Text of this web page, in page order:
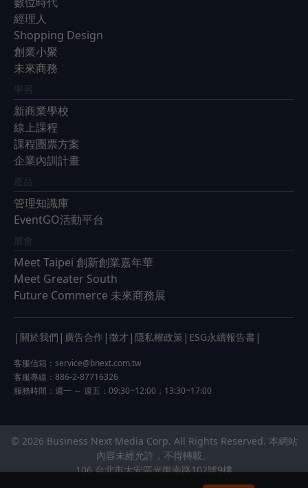
經理人
Shopping Design
創業小聚
未來商務
學習
新商業學校
線上課程
課程團票方案
企業內訓計畫
產品
管理知識庫
EventGO活動平台
展會
Meet Taipei 創新創業嘉年華
Meet Greater South
Future Commerce 未來商務展
| 關於我們 | 廣告合作 | 徵才 | 隱私權政策 | ESG永續報告書 |
客服信箱： service@bnext.com.tw
客服專線：886-2-87716326
服務時間：週一 ～ 週五：09:30~12:00；13:30~17:00
© 2026 Business Next Media Corp. All Rights Reserved. 本網站
內容未經允許，不得轉載。
106 台北市大安區光復南路102號9樓